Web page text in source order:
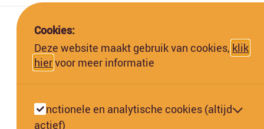
gesteld voor de inhoud hiervan.
Cookies:
Deze website maakt gebruik van cookies, klik
hiervoor meer informatie
Functionele en analytische cookies (altijd
actief)